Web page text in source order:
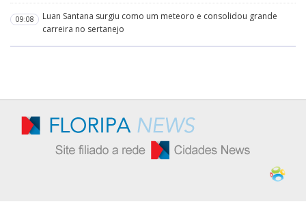
09:08
Luan Santana surgiu como um meteoro e consolidou grande
carreira no sertanejo